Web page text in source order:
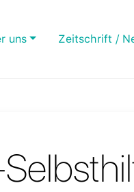
uns Zeitschrift /